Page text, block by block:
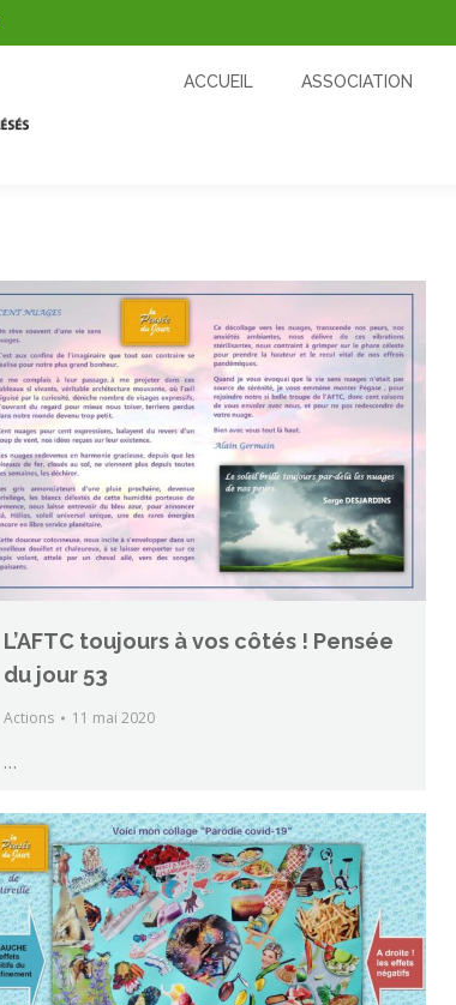
ACCUEIL ASSOCIATION
L’AFTC toujours à vos côtés ! Pensée
du jour 53
Actions 11 mai 2020
…